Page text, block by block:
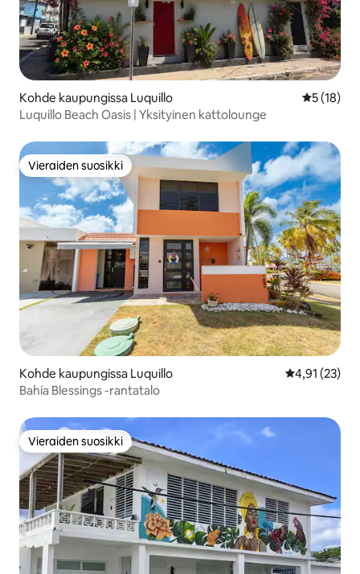
Kohde kaupungissa Luquillo
5 (18)
Luquillo Beach Oasis | Yksityinen kattolounge
Vieraiden suosikki
Vieraiden suosikki
Kohde kaupungissa Luquillo
4,91 (23)
Bahía Blessings -rantatalo
Vieraiden suosikki
Vieraiden suosikki